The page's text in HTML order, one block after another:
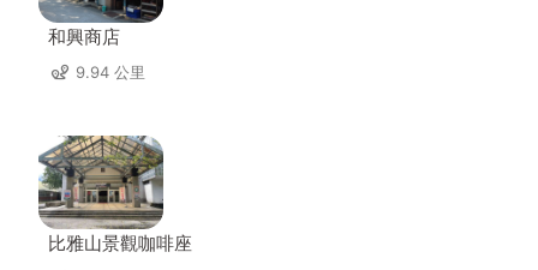
和興商店
9.94 公里
比雅山景觀咖啡座